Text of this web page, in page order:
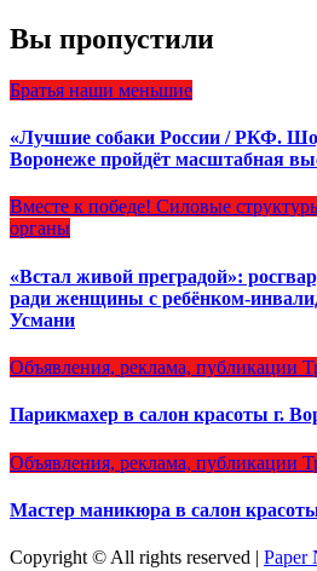
Вы пропустили
Братья наши меньшие
«Лучшие собаки России / РКФ.
Воронеже пройдёт масштабная
Вместе к победе! Силовые
органы
«Встал живой преградой»:
ради женщины с ребёнком-
Усмани
Объявления, реклама, публикации
Парикмахер в салон красоты г.
Объявления, реклама, публикации
Мастер маникюра в салон
Copyright © All rights reserved | Paper